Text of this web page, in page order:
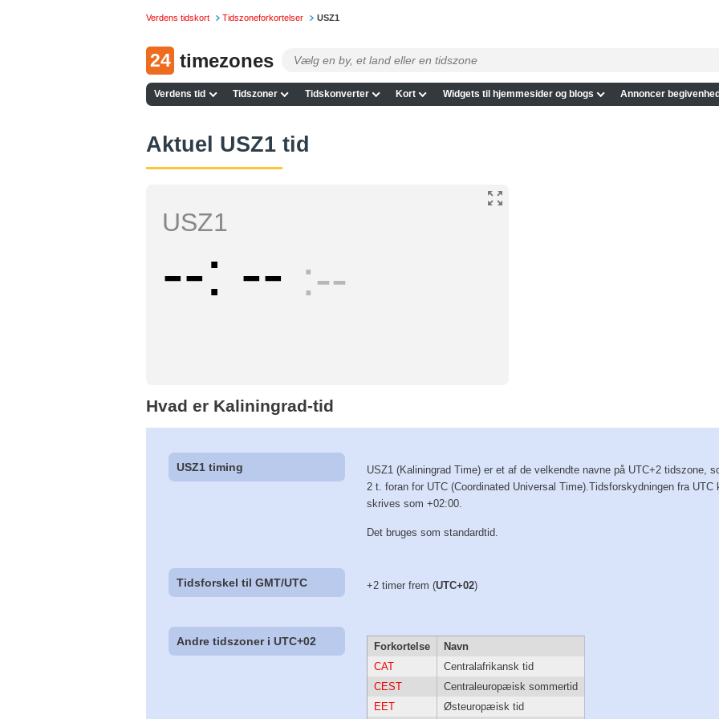
Verdens tidskort Tidszoneforkortelser USZ1
24 timezones
Verdens tid Tidszoner Tidskonverter Kort Widgets til hjemmesider og blogs Annoncer
Aktuel USZ1 tid
USZ1
-- -- --
Hvad er Kaliningrad-tid
USZ1 timing
USZ1 (Kaliningrad Time) er et af de velkendte navne på UTC+2 tidszone,
2 t. foran for UTC (Coordinated Universal Time).Tidsforskydningen fra UTC
skrives som +02:00.
Det bruges som standardtid.
Tidsforskel til GMT/UTC +2 timer frem (UTC+02)
Andre tidszoner i UTC+02 Forkortelse
Navn
CAT
Centralafrikansk tid
CEST
Centraleuropæisk sommertid
EET
Østeuropæisk tid